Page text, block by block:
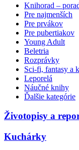
Knihorad –
Pre najmenších
Pre prvákov
Pre pubertiakov
Young Adult
Beletria
Rozprávky
Sci-fi, fantasy a
Leporelá
Náučné knihy
Ďalšie kategórie
Životopisy a
Kuchárky